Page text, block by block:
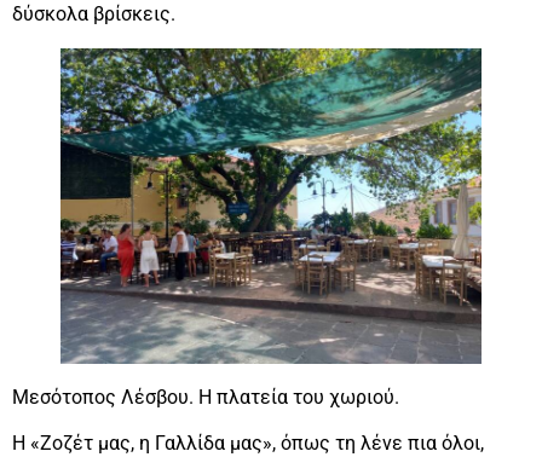
δύσκολα βρίσκεις.
Μεσότοπος Λέσβου. Η πλατεία του χωριού.
Η «Ζοζέτ μας, η Γαλλίδα μας», όπως τη λένε πια όλοι,